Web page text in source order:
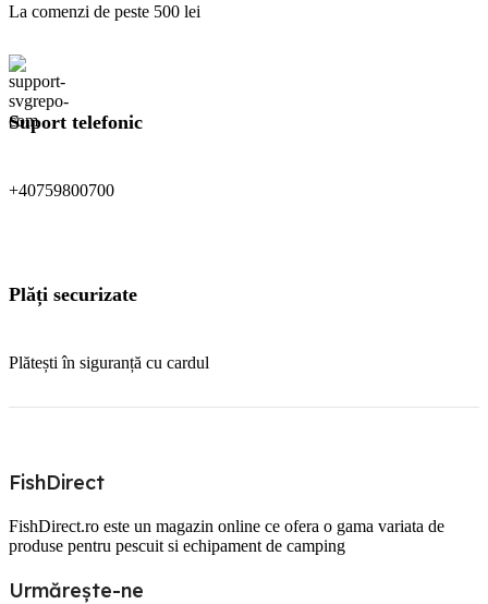
La comenzi de peste 500 lei
Suport telefonic
+40759800700
Plăți securizate
Plătești în siguranță cu cardul
FishDirect
FishDirect.ro este un magazin online ce ofera o gama variata de
produse pentru pescuit si echipament de camping
Urmărește-ne